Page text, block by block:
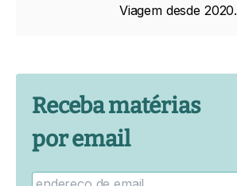
Viagem desde 2020.
Receba matérias
por email